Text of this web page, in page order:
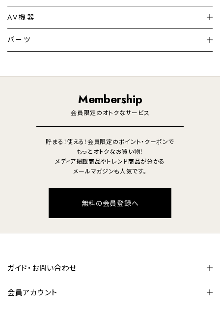
加湿器・空気清浄機
暖房機 掃除機
調理家電 生活家電
シーリングライト
デスクライト
AV機器
テレビ
パーツ
Membership
会員限定のオトクなサービス
貯まる！使える！会員限定のポイント・クーポンで
もっとオトクなお買い物！
メディア掲載商品やトレンド商品が分かる
メールマガジンも人気です。
無料の会員登録へ
ガイド・お問い合わせ
会員アカウント